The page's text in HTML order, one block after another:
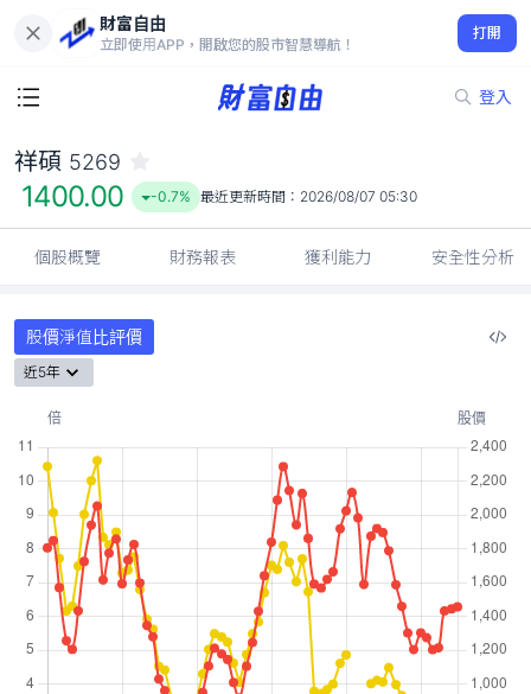
財富自由
立即使用APP，開啟您的股市智慧導航！
打開
登入
1400.00
-0.7%
祥碩 5269
1400.00 -0.7% 最近更新時間： 2026/08/07 05:30
個股概覽 財務報表 獲利能力 安全性分析
股價淨值比評價
近5年